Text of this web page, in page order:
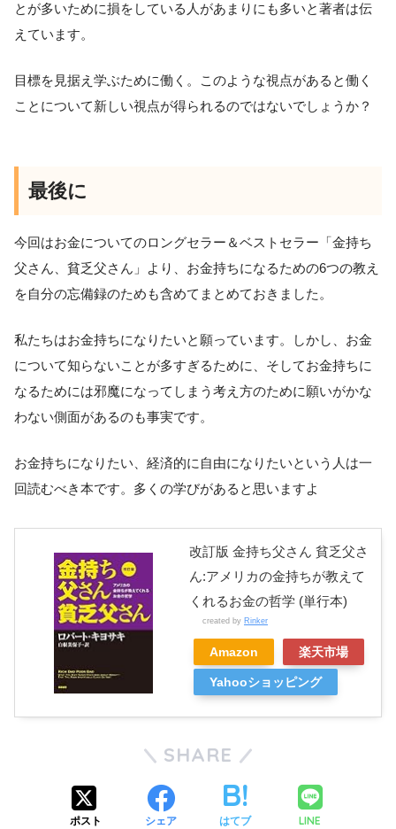
とが多いために損をしている人があまりにも多いと著者は伝
えています。
目標を見据え学ぶために働く。このような視点があると働く
ことについて新しい視点が得られるのではないでしょうか？
最後に
今回はお金についてのロングセラー＆ベストセラー「金持ち
父さん、貧乏父さん」より、お金持ちになるための6つの教え
を自分の忘備録のためも含めてまとめておきました。
私たちはお金持ちになりたいと願っています。しかし、お金
について知らないことが多すぎるために、そしてお金持ちに
なるためには邪魔になってしまう考え方のために願いがかな
わない側面があるのも事実です。
お金持ちになりたい、経済的に自由になりたいという人は一
回読むべき本です。多くの学びがあると思いますよ
改訂版 金持ち父さん 貧乏父さ
ん:アメリカの金持ちが教えて
くれるお金の哲学 (単行本)
created by Rinker
Amazon 楽天市場
Yahooショッピング
SHARE
ポスト シェア はてブ LINE